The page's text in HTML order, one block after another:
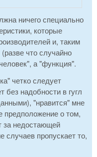
ничего специально
которые
и, таким
что случайно
а "функция".
четко следует
без надобности в гугл
"нравится" мне
предположение о том,
за недостающей
случаев пропускает то,